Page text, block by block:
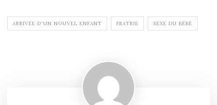
ARRIVÉE D'UN NOUVEL ENFANT FRATRIE SEXE DU BÉBÉ